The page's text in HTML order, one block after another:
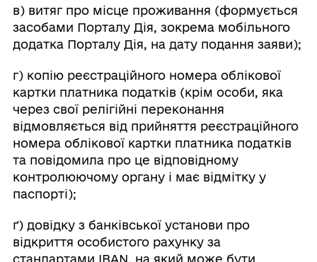
в) витяг про місце проживання (формується
засобами Порталу Дія, зокрема мобільного
додатка Порталу Дія, на дату подання заяви);
г) копію реєстраційного номера облікової
картки платника податків (крім особи, яка
через свої релігійні переконання
відмовляється від прийняття реєстраційного
номера облікової картки платника податків
та повідомила про це відповідному
контролюючому органу і має відмітку у
паспорті);
ґ) довідку з банківської установи про
відкриття особистого рахунку за
стандартами IBAN, на який може бути